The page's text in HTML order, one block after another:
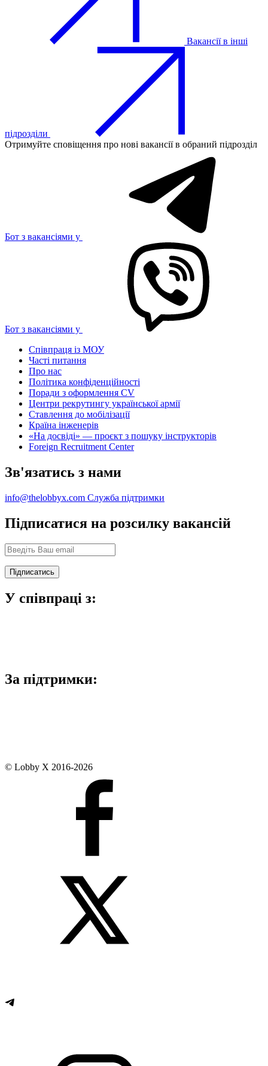
Вакансії в інші
підрозділи
Отримуйте сповіщення про нові вакансії в обраний підрозділ
Бот з вакансіями у
Бот з вакансіями у
Співпраця із МОУ
Часті питання
Про нас
Політика конфіденційності
Поради з оформлення CV
Центри рекрутингу української армії
Ставлення до мобілізації
Країна інженерів
«На досвіді» — проєкт з пошуку інструкторів
Foreign Recruitment Center
Зв'язатись з нами
info@thelobbyx.com Служба підтримки
Підписатися на розсилку вакансій
У співпраці з:
За підтримки:
© Lobby X 2016-2026